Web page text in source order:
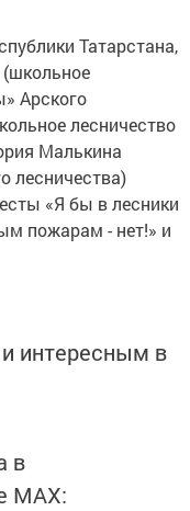
Татарстана,
Арского
лесничество
Малькина
лесничества)
«Я бы в лесники
пожарам - нет!» и
интересным в
в
MАХ: